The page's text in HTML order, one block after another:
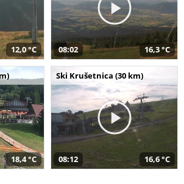
12,0 °C 08:02 16,3 °C
18,4 °C
Ski Krušetnica (30 km)
08:12 16,6 °C